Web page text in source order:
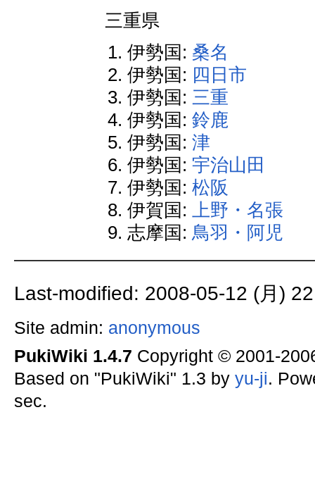
三重県
伊勢国: 桑名
伊勢国: 四日市
伊勢国: 三重
伊勢国:鈴鹿
伊勢国:津
伊勢国:宇治山田
伊勢国:松阪
伊賀国:
上野・名張
志摩国: 鳥羽・阿児
Last-modified: 2008-05-12 (月)
Site admin: anonymous
PukiWiki 1.4.7 Copyright © 2001-
Based on "PukiWiki" 1.3 by yu-ji.
sec.